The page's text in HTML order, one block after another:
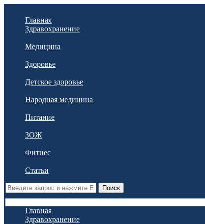
Главная
Здравохранение
Медицина
Здоровье
Детское здоровье
Народная медицина
Питание
ЗОЖ
Фитнес
Статьи
Поиск
Главная
Здравохранение